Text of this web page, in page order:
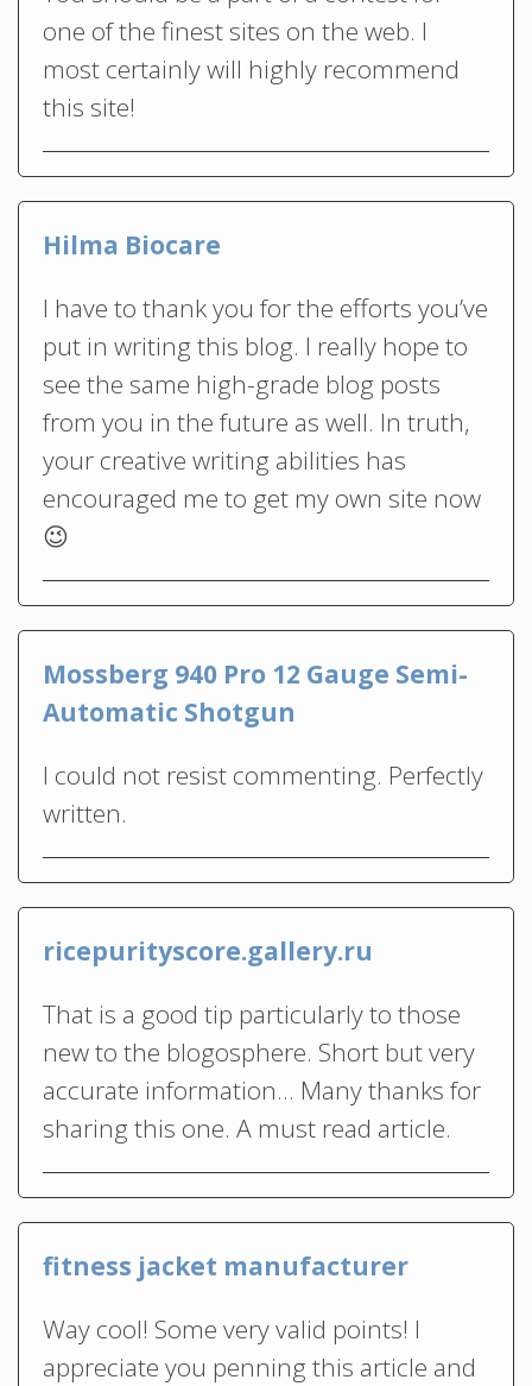
one of the finest sites on the web. I
most certainly will highly recommend
this site!
Hilma Biocare
I have to thank you for the efforts you’ve
put in writing this blog. I really hope to
see the same high-grade blog posts
from you in the future as well. In truth,
your creative writing abilities has
encouraged me to get my own site now
😉
Mossberg 940 Pro 12 Gauge Semi-
Automatic Shotgun
I could not resist commenting. Perfectly
written.
ricepurityscore.gallery.ru
That is a good tip particularly to those
new to the blogosphere. Short but very
accurate information… Many thanks for
sharing this one. A must read article.
fitness jacket manufacturer
Way cool! Some very valid points! I
appreciate you penning this article and